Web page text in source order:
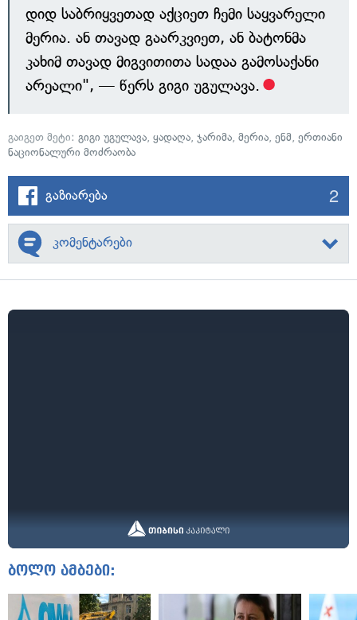
დიდ საბრიყვეთად აქციეთ ჩემი საყვარელი
მერია. ან თავად გაარკვიეთ, ან ბატონმა
კახიმ თავად მიგვითითა სადაა გამოსაქანი
არეალი", — წერს გიგი უგულავა.
გაიგეთ მეტი: გიგი უგულავა, ყადაღა, ჯარიმა, მერია, ენმ, ერთიანი
ნაციონალური მოძრაობა
გაზიარება 2
კომენტარები
ბოლო ამბები: